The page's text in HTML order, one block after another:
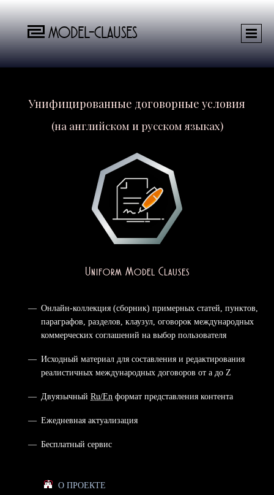
MODEL-CLAUSES
Унифицированные договорные условия
(на английском и русском языках)
Uniform Model Clauses
Онлайн-коллекция (сборник) примерных статей, пунктов,
параграфов, разделов, клаузул, оговорок международных
коммерческих соглашений на выбор пользователя
Исходный материал для составления и редактирования
реалистичных международных договоров от а до Z
Двуязычный Ru/En формат представления контента
Ежедневная актуализация
Бесплатный сервис
O ПРОЕКТЕ